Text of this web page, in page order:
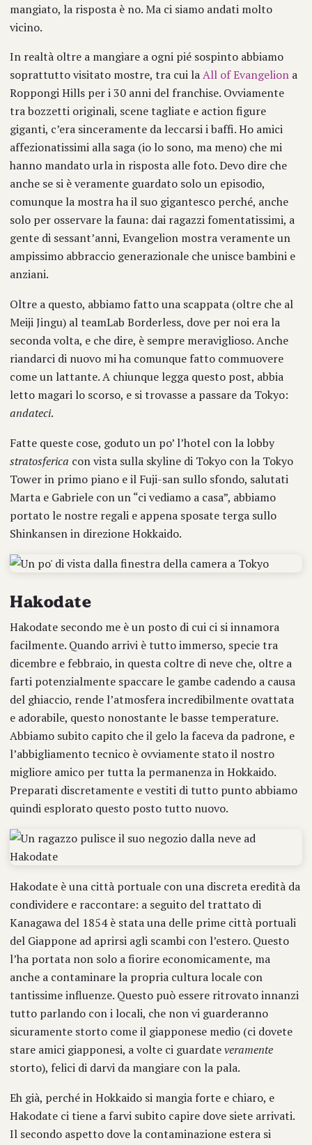
mangiato, la risposta è no. Ma ci siamo andati molto
vicino.
In realtà oltre a mangiare a ogni pié sospinto abbiamo
soprattutto visitato mostre, tra cui laAll of Evangelion a
Roppongi Hills per i 30 anni del franchise. Ovviamente
tra bozzetti originali, scene tagliate e action figure
giganti, c’era sinceramente da leccarsi i baffi. Ho amici
affezionatissimi alla saga (io lo sono, ma meno) che mi
hanno mandato urla in risposta alle foto. Devo dire che
anche se si è veramente guardato solo un episodio,
comunque la mostra ha il suo gigantesco perché, anche
solo per osservare la fauna: dai ragazzi fomentatissimi, a
gente di sessant’anni, Evangelion mostra veramente un
ampissimo abbraccio generazionale che unisce bambini e
anziani.
Oltre a questo, abbiamo fatto una scappata (oltre che al
Meiji Jingu) al teamLab Borderless, dove per noi era la
seconda volta, e che dire, è sempre meraviglioso. Anche
riandarci di nuovo mi ha comunque fatto commuovere
come un lattante. A chiunque legga questo post, abbia
letto magari lo scorso, e si trovasse a passare da Tokyo:
andateci.
Fatte queste cose, goduto un po’ l’hotel con la lobby
stratosferica con vista sulla skyline di Tokyo con la Tokyo
Tower in primo piano e il Fuji-san sullo sfondo, salutati
Marta e Gabriele con un “ci vediamo a casa”, abbiamo
portato le nostre regali e appena sposate terga sullo
Shinkansen in direzione Hokkaido.
Hakodate
Hakodate secondo me è un posto di cui ci si innamora
facilmente. Quando arrivi è tutto immerso, specie tra
dicembre e febbraio, in questa coltre di neve che, oltre a
farti potenzialmente spaccare le gambe cadendo a causa
del ghiaccio, rende l’atmosfera incredibilmente ovattata
e adorabile, questo nonostante le basse temperature.
Abbiamo subito capito che il gelo la faceva da padrone, e
l’abbigliamento tecnico è ovviamente stato il nostro
migliore amico per tutta la permanenza in Hokkaido.
Preparati discretamente e vestiti di tutto punto abbiamo
quindi esplorato questo posto tutto nuovo.
Hakodate è una città portuale con una discreta eredità da
condividere e raccontare: a seguito del trattato di
Kanagawa del 1854 è stata una delle prime città portuali
del Giappone ad aprirsi agli scambi con l’estero. Questo
l’ha portata non solo a fiorire economicamente, ma
anche a contaminare la propria cultura locale con
tantissime influenze. Questo può essere ritrovato innanzi
tutto parlando con i locali, che non vi guarderanno
sicuramente storto come il giapponese medio (ci dovete
stare amici giapponesi, a volte ci guardateveramente
storto), felici di darvi da mangiare con la pala.
Eh già, perché in Hokkaido si mangia forte e chiaro, e
Hakodate ci tiene a farvi subito capire dove siete arrivati.
Il secondo aspetto dove la contaminazione estera si